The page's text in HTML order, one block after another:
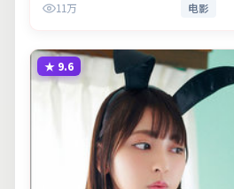
11万 电影
★ 9.6